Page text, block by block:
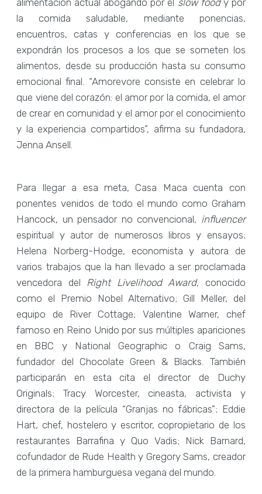
alimentación actual abogando por el slow foody por
la comida saludable, mediante ponencias,
encuentros, catas y conferencias en los que se
expondrán los procesos a los que se someten los
alimentos, desde su producción hasta su consumo
emocional final. “Amorevore consiste en celebrar lo
que viene del corazón: el amor por la comida, el amor
de crear en comunidad y el amor por el conocimiento
y la experiencia compartidos”, afirma su fundadora,
Jenna Ansell.
Para llegar a esa meta, Casa Maca cuenta con
ponentes venidos de todo el mundo como Graham
Hancock, un pensador no convencional, influencer
espiritual y autor de numerosos libros y ensayos;
Helena Norberg-Hodge, economista y autora de
varios trabajos que la han llevado a ser proclamada
vencedora del Right Livelihood Award, conocido
como el Premio Nobel Alternativo; Gill Meller, del
equipo de River Cottage; Valentine Warner, chef
famoso en Reino Unido por sus múltiples apariciones
en BBC y National Geographic o Craig Sams,
fundador del Chocolate Green & Blacks. También
participarán en esta cita el director de Duchy
Originals; Tracy Worcester, cineasta, activista y
directora de la película “Granjas no fábricas”; Eddie
Hart, chef, hostelero y escritor, copropietario de los
restaurantes Barrafina y Quo Vadis; Nick Barnard,
cofundador de Rude Health y Gregory Sams, creador
de la primera hamburguesa vegana del mundo.